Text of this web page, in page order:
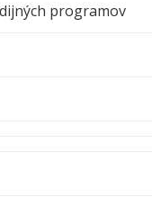
programov